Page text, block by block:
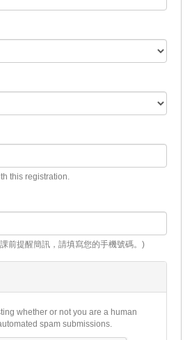
this registration.
前提醒簡訊，請填寫您的手機號碼。)
whether or not you are a human
spam submissions.